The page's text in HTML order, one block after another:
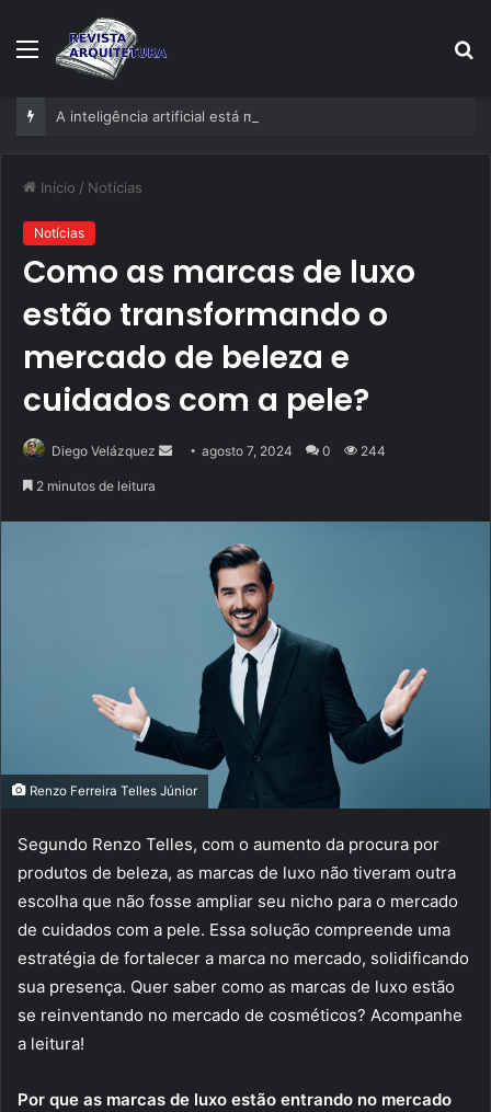
Menu
Início / Notícias
Notícias
Como as marcas de luxo
estão transformando o
mercado de beleza e
cuidados com a pele?
Diego Velázquez
Mandeagosto 7, 2024 0 244
2 minutos de leitura
Renzo Ferreira Telles Júnior
Segundo Renzo Telles, com o aumento da procura por
produtos de beleza, as marcas de luxo não tiveram outra
escolha que não fosse ampliar seu nicho para o mercado
de cuidados com a pele. Essa solução compreende uma
estratégia de fortalecer a marca no mercado, solidificando
sua presença. Quer saber como as marcas de luxo estão
se reinventando no mercado de cosméticos? Acompanhe
a leitura!
Por que as marcas de luxo estão entrando no mercado